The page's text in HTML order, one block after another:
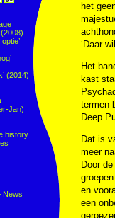
(2008)
(2014)
Jan)
history
News
het
‘Daar
Het
kast
termen
Deep
Dat is
meer
Door
en
een